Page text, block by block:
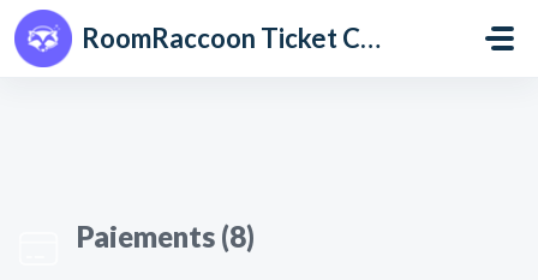
Passer au contenu principal
RoomRaccoon Ticket Centre
Paiements (8)